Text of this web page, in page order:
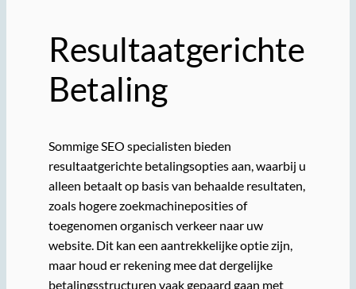
Resultaatgerichte
Betaling
Sommige SEO specialisten bieden
resultaatgerichte betalingsopties aan, waarbij u
alleen betaalt op basis van behaalde resultaten,
zoals hogere zoekmachineposities of
toegenomen organisch verkeer naar uw
website. Dit kan een aantrekkelijke optie zijn,
maar houd er rekening mee dat dergelijke
betalingsstructuren vaak gepaard gaan met